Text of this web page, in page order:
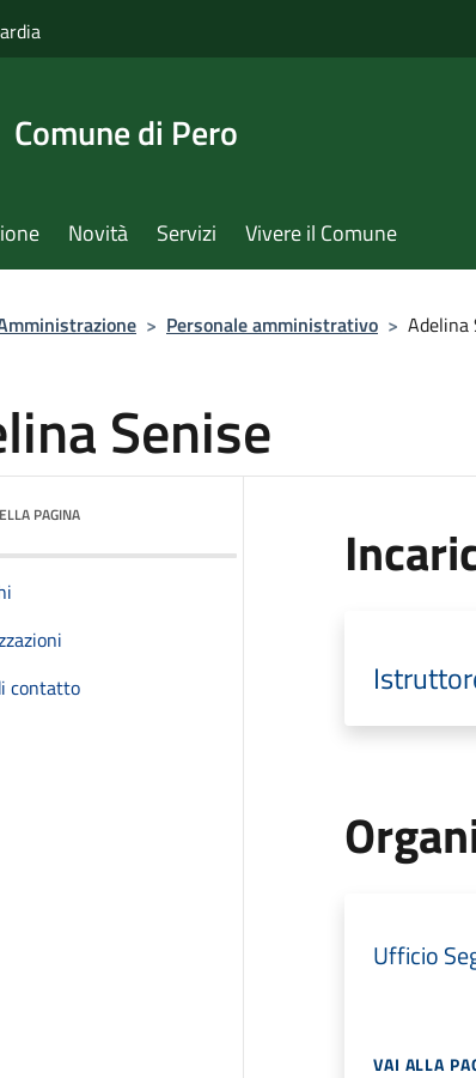
Comune di Pero
Novità Servizi Vivere il Comune
> Personale amministrativo > Adelina
Senise
PAGINA
contatto
Ufficio
VAI ALLA